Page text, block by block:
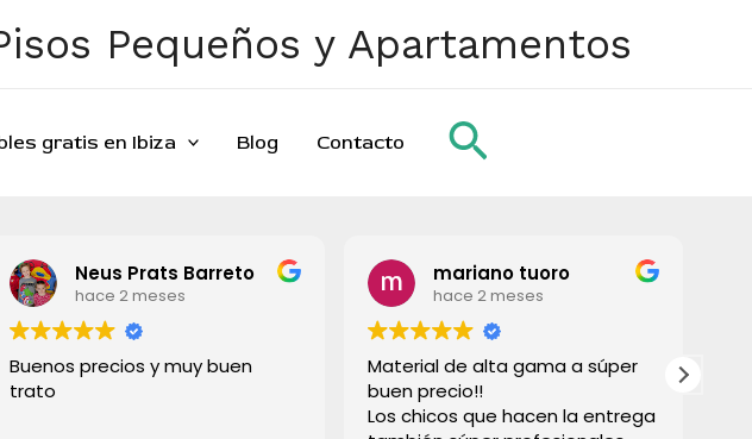
Pequeños y Apartamentos
gratis en Ibiza Blog Contacto Buscar
Barreto
y muy buen
mariano tuoro
hace 2 meses
Material de alta gama a súper
Los chicos que hacen la entrega
Todo perfecto,